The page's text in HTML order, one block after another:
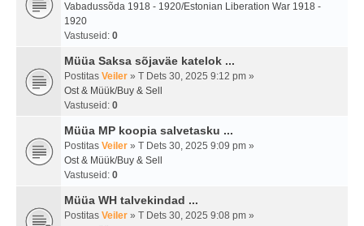
Vabadussõda 1918 - 1920/Estonian Liberation War 1918 -
1920
Vastuseid: 0
Müüa Saksa sõjaväe katelok ...
Postitas Veiler » T Dets 30, 2025 9:12 pm »
Ost & Müük/Buy & Sell
Vastuseid: 0
Müüa MP koopia salvetasku ...
Postitas Veiler » T Dets 30, 2025 9:09 pm »
Ost & Müük/Buy & Sell
Vastuseid: 0
Müüa WH talvekindad ...
Postitas Veiler » T Dets 30, 2025 9:08 pm »